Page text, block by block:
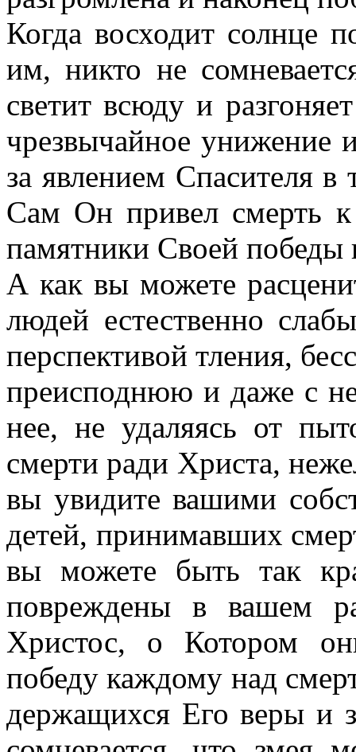
Когда восходит солнце
им, никто не
светит всюду и
чрезвычайное унижение
за явлением Спасителя в
Сам Он привел смерть к
памятники Своей победы
А как вы можете
людей естественно
перспективой тления,
преисподнюю и даже с
нее, не удаляясь от
смерти ради Христа,
вы увидите вашими
детей, принимавших
вы можете быть так
повреждены в вашем
Христос, о Котором
победу каждому над
держащихся Его веры и